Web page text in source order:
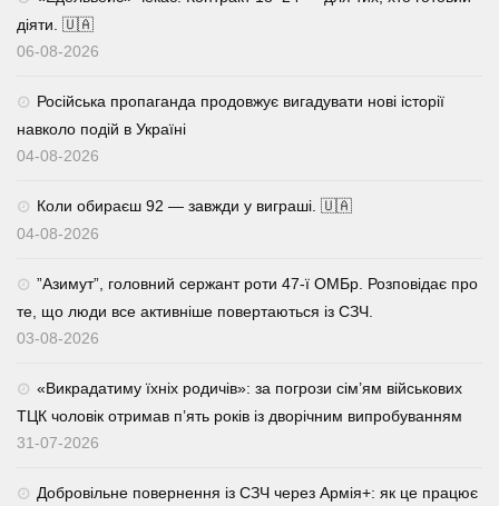
діяти. 🇺🇦
06-08-2026
Російська пропаганда продовжує вигадувати нові історії
навколо подій в Україні
04-08-2026
Коли обираєш 92 — завжди у виграші. 🇺🇦
04-08-2026
⁨”Азимут”, головний сержант роти 47-ї ОМБр. Розповідає про
те, що люди все активніше повертаються із СЗЧ.
03-08-2026
«Викрадатиму їхніх родичів»: за погрози сім’ям військових
ТЦК чоловік отримав п’ять років із дворічним випробуванням
31-07-2026
Добровільне повернення із СЗЧ через Армія+: як це працює